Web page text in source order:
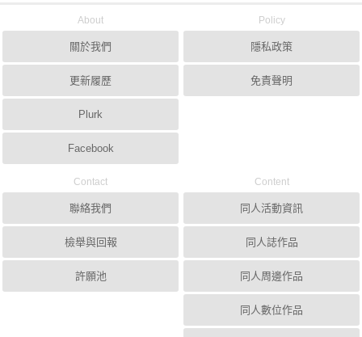
About
關於我們
更新履歷
Plurk
Facebook
Policy
隱私政策
免責聲明
Contact
聯絡我們
檢舉與回報
許願池
Content
同人活動資訊
同人誌作品
同人周邊作品
同人數位作品